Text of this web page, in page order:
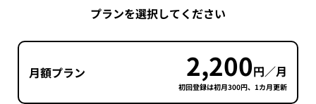
プランを選択してください
月額プラン 2,200円／月
初回登録は初月300円、1カ月更新